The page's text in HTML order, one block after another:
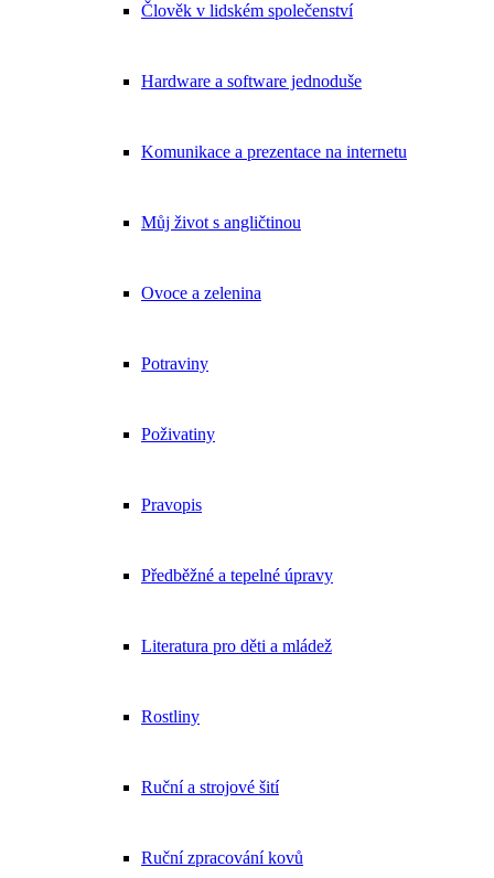
Člověk v lidském společenství
Hardware a software jednoduše
Komunikace a prezentace na internetu
Můj život s angličtinou
Ovoce a zelenina
Potraviny
Poživatiny
Pravopis
Předběžné a tepelné úpravy
Literatura pro děti a mládež
Rostliny
Ruční a strojové šití
Ruční zpracování kovů